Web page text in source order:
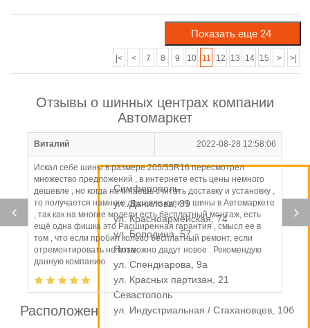
|< < 7 8 9 10 11 12 13 14 15 > >|
Отзывы о шинных центрах компании
Автомаркет
Виталий 2022-08-28 12:58:06
Искал себе шины в размере 205/55R16 пересмотрел
множество предложений , в интернете есть цены немного
дешевле , но когда начинаешь считать доставку и установку ,
то получается намного дешевле купить шины в Автомаркете
, так как на многие модели есть бесплатный монтаж, есть
ещё одна фишка это Расширенная гарантия , смысл ее в
том , что если пробил колесо бесплатный ремонт, если
отремонтировать не возможно дадут новое . Рекомендую
данную компанию
Расположение шинных центров компании
Симферополь
ул. Данилова, 39
ул. Красноармейская, 74
ул. Бородина, 57
Ялта
ул. Спендиарова, 9а
ул. Красных партизан, 21
Севастополь
ул. Индустриальная / Стахановцев, 10б